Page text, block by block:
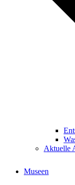
Aktuelle
Museen